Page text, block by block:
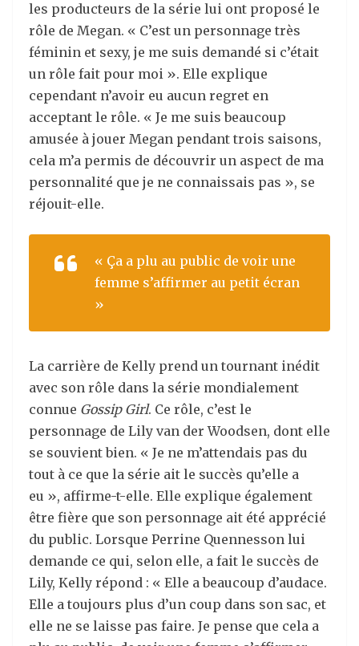
les producteurs de la série lui ont proposé le
rôle de Megan. « C’est un personnage très
féminin et sexy, je me suis demandé si c’était
un rôle fait pour moi ». Elle explique
cependant n’avoir eu aucun regret en
acceptant le rôle. « Je me suis beaucoup
amusée à jouer Megan pendant trois saisons,
cela m’a permis de découvrir un aspect de ma
personnalité que je ne connaissais pas », se
réjouit-elle.
« Ça a plu au public de voir une
femme s’affirmer au petit écran
»
La carrière de Kelly prend un tournant inédit
avec son rôle dans la série mondialement
connue Gossip Girl. Ce rôle, c’est le
personnage de Lily van der Woodsen, dont elle
se souvient bien. « Je ne m’attendais pas du
tout à ce que la série ait le succès qu’elle a
eu », affirme-t-elle. Elle explique également
être fière que son personnage ait été apprécié
du public. Lorsque Perrine Quennesson lui
demande ce qui, selon elle, a fait le succès de
Lily, Kelly répond : « Elle a beaucoup d’audace.
Elle a toujours plus d’un coup dans son sac, et
elle ne se laisse pas faire. Je pense que cela a